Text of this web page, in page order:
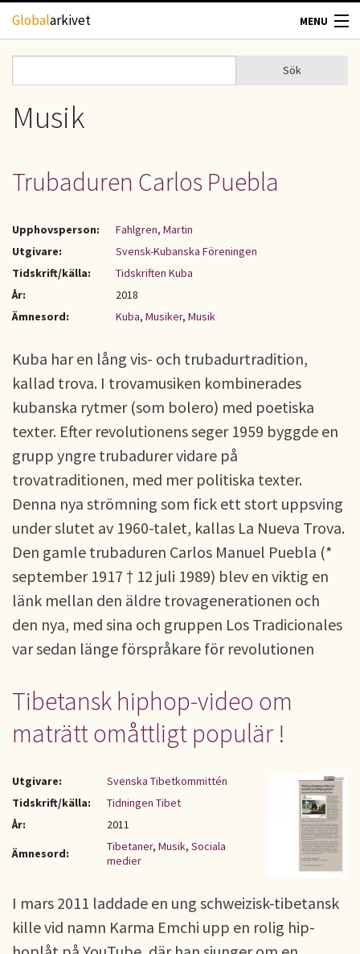
Hoppa till huvudinnehåll
Globalarkivet MENU
TIDSKRIFTER
UPPHOVSRÄTT
OM OSS
KONTAKT
Sökformulär
Sök
Musik
Trubaduren Carlos Puebla
Upphovsperson:
Fahlgren, Martin
Utgivare:
Svensk-Kubanska Föreningen
Tidskrift/källa:
Tidskriften Kuba
År:
2018
Ämnesord:
Kuba, Musiker, Musik
Kuba har en lång vis- och trubadurtradition,
kallad trova. I trovamusiken kombinerades
kubanska rytmer (som bolero) med poetiska
texter. Efter revolutionens seger 1959 byggde en
grupp yngre trubadurer vidare på
trovatraditionen, med mer politiska texter.
Denna nya strömning som fick ett stort uppsving
under slutet av 1960-talet, kallas La Nueva Trova.
Den gamle trubaduren Carlos Manuel Puebla (*
september 1917 † 12 juli 1989) blev en viktig en
länk mellan den äldre trovagenerationen och
den nya, med sina och gruppen Los Tradicionales
var sedan länge förspråkare för revolutionen
Tibetansk hiphop-video om
maträtt omåttligt populär !
Utgivare:
Svenska Tibetkommittén
Tidskrift/källa:
Tidningen Tibet
År:
2011
Ämnesord:
Tibetaner, Musik, Sociala
medier
I mars 2011 laddade en ung schweizisk-tibetansk
kille vid namn Karma Emchi upp en rolig hip-